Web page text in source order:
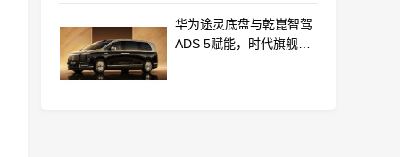
华为途灵底盘与乾崑智驾
ADS 5赋能，时代旗舰